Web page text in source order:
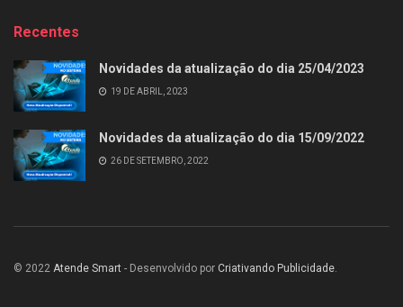
Recentes
Novidades da atualização do dia 25/04/2023
19 DE ABRIL, 2023
Novidades da atualização do dia 15/09/2022
26 DE SETEMBRO, 2022
© 2022 Atende Smart - Desenvolvido por Criativando Publicidade.